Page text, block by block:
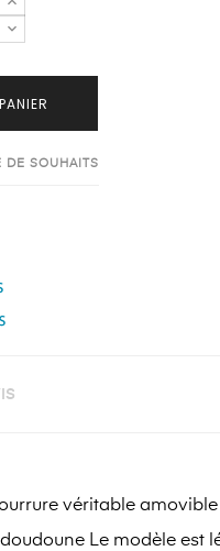
DE SOUHAITS
véritable
Le modèle est